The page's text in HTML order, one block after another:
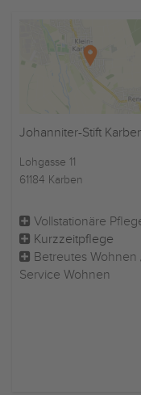
Johanniter-Stift
Lohgasse 11
61184 Karben
Vollstationäre
Kurzzeitpflege
Betreutes Wohnen
Service Wohnen